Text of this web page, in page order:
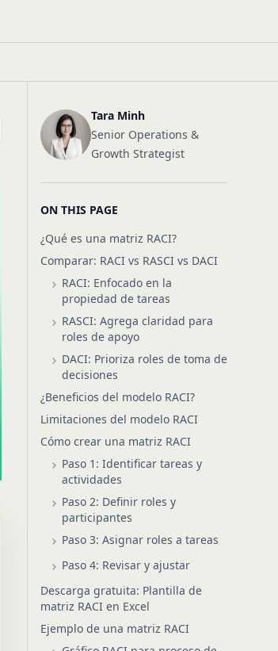
Tara Minh
Senior Operations &
Growth Strategist
ON THIS PAGE
¿Qué es una matriz RACI?
Comparar: RACI vs RASCI vs DACI
RACI: Enfocado en la
propiedad de tareas
RASCI: Agrega claridad para
roles de apoyo
DACI: Prioriza roles de toma de
decisiones
¿Beneficios del modelo RACI?
Limitaciones del modelo RACI
Cómo crear una matriz RACI
Paso 1: Identificar tareas y
actividades
Paso 2: Definir roles y
participantes
Paso 3: Asignar roles a tareas
Paso 4: Revisar y ajustar
Descarga gratuita: Plantilla de
matriz RACI en Excel
Ejemplo de una matriz RACI